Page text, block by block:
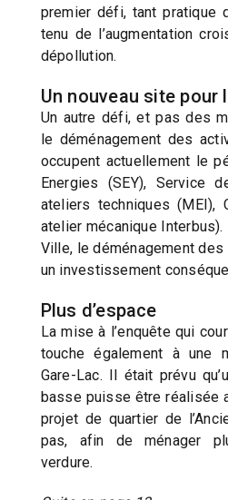
premier défi, tant pratique
tenu de l’augmentation
dépollution.
Un nouveau site pour
Un autre défi, et pas des
le déménagement des
occupent actuellement le
Energies (SEY), Service
ateliers techniques (MEI),
atelier mécanique Interbus).
Ville, le déménagement
un investissement
Plus d’espace
La mise à l’enquête qui
touche également à une
Gare-Lac. Il était prévu
basse puisse être réalisée
projet de quartier de
pas, afin de ménager
verdure.